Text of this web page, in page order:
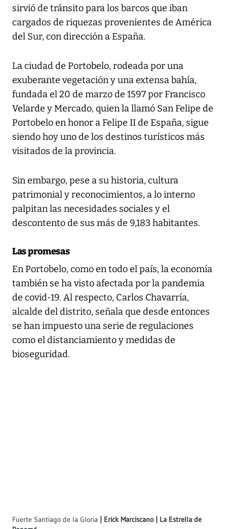
sirvió de tránsito para los barcos que iban
cargados de riquezas provenientes de América
del Sur, con dirección a España.
La ciudad de Portobelo, rodeada por una
exuberante vegetación y una extensa bahía,
fundada el 20 de marzo de 1597 por Francisco
Velarde y Mercado, quien la llamó San Felipe de
Portobelo en honor a Felipe II de España, sigue
siendo hoy uno de los destinos turísticos más
visitados de la provincia.
Sin embargo, pese a su historia, cultura
patrimonial y reconocimientos, a lo interno
palpitan las necesidades sociales y el
descontento de sus más de 9,183 habitantes.
Las promesas
En Portobelo, como en todo el país, la economía
también se ha visto afectada por la pandemia
de covid-19. Al respecto, Carlos Chavarría,
alcalde del distrito, señala que desde entonces
se han impuesto una serie de regulaciones
como el distanciamiento y medidas de
bioseguridad.
Fuerte Santiago de la Gloria
Erick Marciscano | La Estrella de